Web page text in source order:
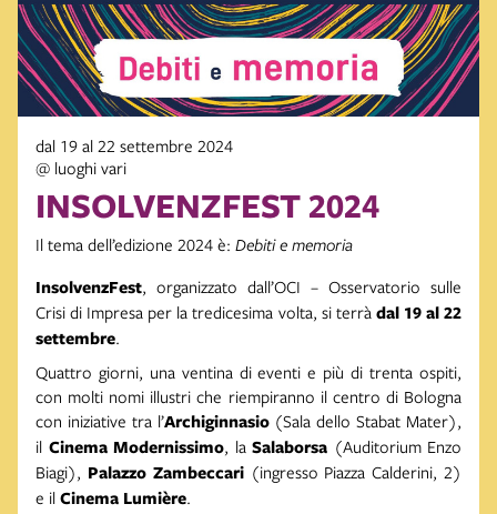
dal 19 al 22 settembre 2024
@ luoghi vari
INSOLVENZFEST 2024
Il tema dell’edizione 2024 è: Debiti e memoria
InsolvenzFest, organizzato dall’OCI – Osservatorio sulle
Crisi di Impresa per la tredicesima volta, si terrà dal 19 al 22
settembre.
Quattro giorni, una ventina di eventi e più di trenta ospiti,
con molti nomi illustri che riempiranno il centro di Bologna
con iniziative tra l’Archiginnasio (Sala dello Stabat Mater),
il Cinema Modernissimo, la Salaborsa (Auditorium Enzo
Biagi), Palazzo Zambeccari (ingresso Piazza Calderini, 2)
e il Cinema Lumière.